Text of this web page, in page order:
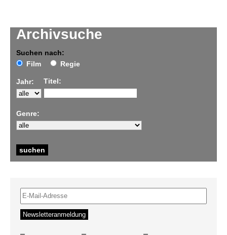
Archivsuche
Suchen nach:
Film
Regie
Jahr: Titel:
Genre: